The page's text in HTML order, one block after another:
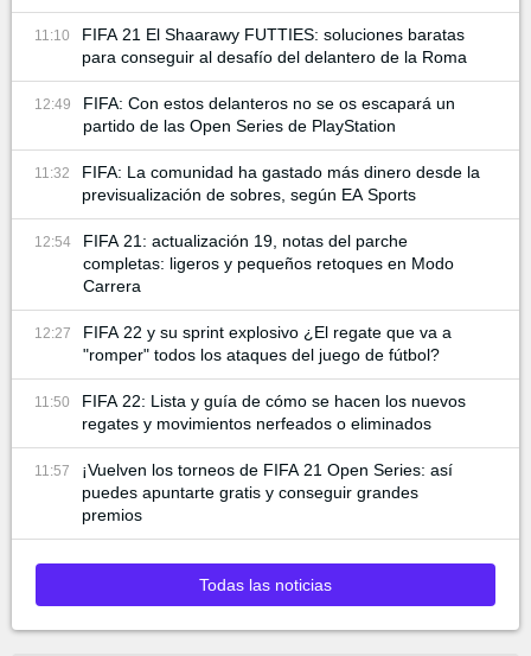
11:10
FIFA 21 El Shaarawy FUTTIES: soluciones baratas
para conseguir al desafío del delantero de la Roma
12:49
FIFA: Con estos delanteros no se os escapará un
partido de las Open Series de PlayStation
11:32
FIFA: La comunidad ha gastado más dinero desde la
previsualización de sobres, según EA Sports
12:54
FIFA 21: actualización 19, notas del parche
completas: ligeros y pequeños retoques en Modo
Carrera
12:27
FIFA 22 y su sprint explosivo ¿El regate que va a
"romper" todos los ataques del juego de fútbol?
11:50
FIFA 22: Lista y guía de cómo se hacen los nuevos
regates y movimientos nerfeados o eliminados
11:57
¡Vuelven los torneos de FIFA 21 Open Series: así
puedes apuntarte gratis y conseguir grandes
premios
Todas las noticias